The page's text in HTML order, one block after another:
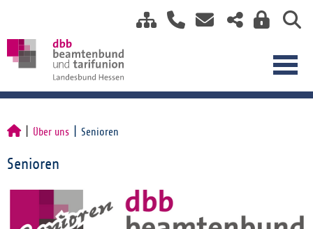
Über uns Senioren
Senioren